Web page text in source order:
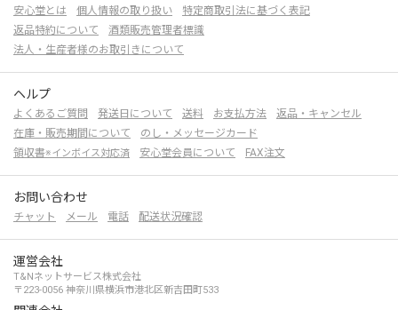
安心堂とは 個人情報の取り扱い
特定商取引法に基づく表記
返品特約について
酒類販売管理者標識
法人・生産者様のお取引きについて
ヘルプ
よくあるご質問 発送日について 送料 お支払方法
返品・キャンセル
在庫・販売期間について
のし・メッセージカード
領収書※インボイス対応済 安心堂会員について FAX注文
お問い合わせ
チャット メール 電話 配送状況確認
運営会社
T&Nネットサービス株式会社
〒223-0056 神奈川県横浜市港北区新吉田町533